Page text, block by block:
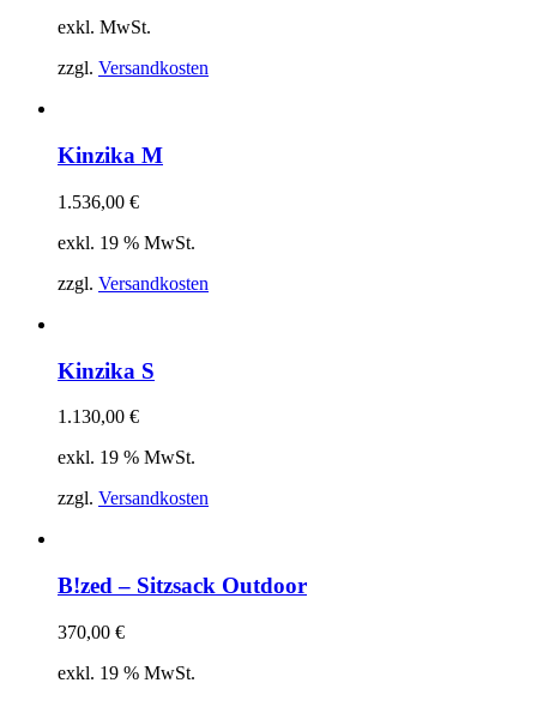
exkl. MwSt.
zzgl. Versandkosten
Kinzika M
1.536,00 €
exkl. 19 % MwSt.
zzgl. Versandkosten
Kinzika S
1.130,00 €
exkl. 19 % MwSt.
zzgl. Versandkosten
B!zed – Sitzsack Outdoor
370,00 €
exkl. 19 % MwSt.